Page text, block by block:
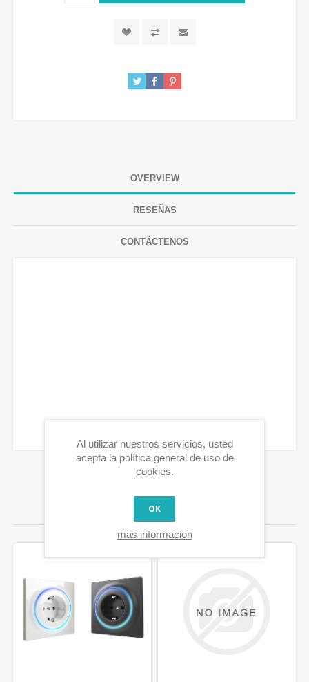
OVERVIEW
RESEÑAS
CONTÁCTENOS
LOS CLIENTES QUE COMPRARON ESTE
PRODUCTO TAMBIEN HAN COMPRADO
Al utilizar nuestros servicios, usted
acepta la política general de uso de
cookies.
OK
mas informacion